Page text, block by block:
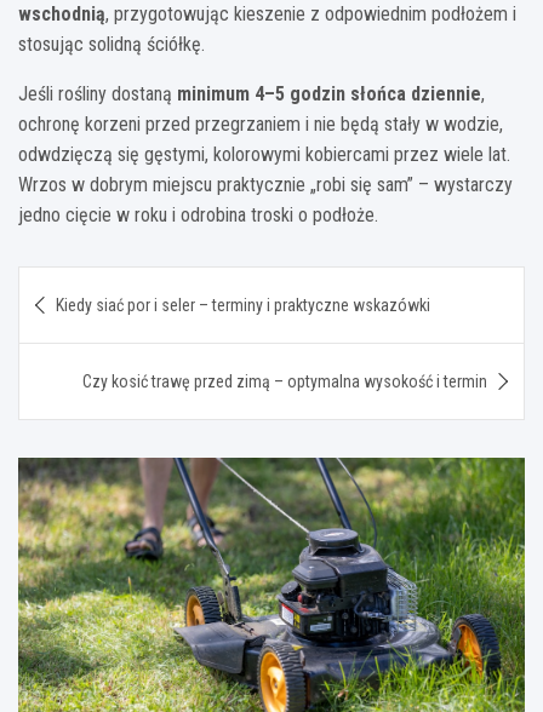
wschodnią, przygotowując kieszenie z odpowiednim podłożem i
stosując solidną ściółkę.
Jeśli rośliny dostaną minimum 4–5 godzin słońca dziennie,
ochronę korzeni przed przegrzaniem i nie będą stały w wodzie,
odwdzięczą się gęstymi, kolorowymi kobiercami przez wiele lat.
Wrzos w dobrym miejscu praktycznie „robi się sam” – wystarczy
jedno cięcie w roku i odrobina troski o podłoże.
wpisu
Kiedy siać por i seler – terminy i praktyczne wskazówki
Czy kosić trawę przed zimą – optymalna wysokość i termin